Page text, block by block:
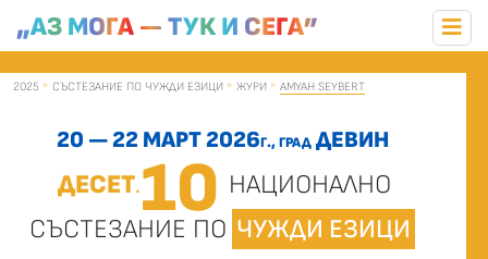
„АЗ МОГА — ТУК И СЕГА”
2025 СЪСТЕЗАНИЕ ПО ЧУЖДИ ЕЗИЦИ ЖУРИ AMYAH SEYBERT
20 — 22 МАРТ 2026Г., ГРАДДЕВИН
ДЕСЕТ.10 НАЦИОНАЛНО
СЪСТЕЗАНИЕ ПО ЧУЖДИ ЕЗИЦИ